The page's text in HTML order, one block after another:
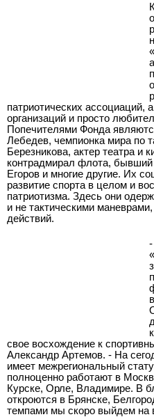
патриотических ассоциаций,
организаций и просто
Попечителями Фонда
Лебедев, чемпионка мира по
Березникова, актер театра и
контрадмирал флота,
Егоров и многие другие. Их
развитие спорта в целом и
патриотизма. Здесь они
и не тактическими
действий.
свое восхождение к
Александр Артемов. - На
имеет межрегиональный
полноценно работают в
Курске, Орле, Владимире. В
откроются в Брянске,
темпами мы скоро выйдем на